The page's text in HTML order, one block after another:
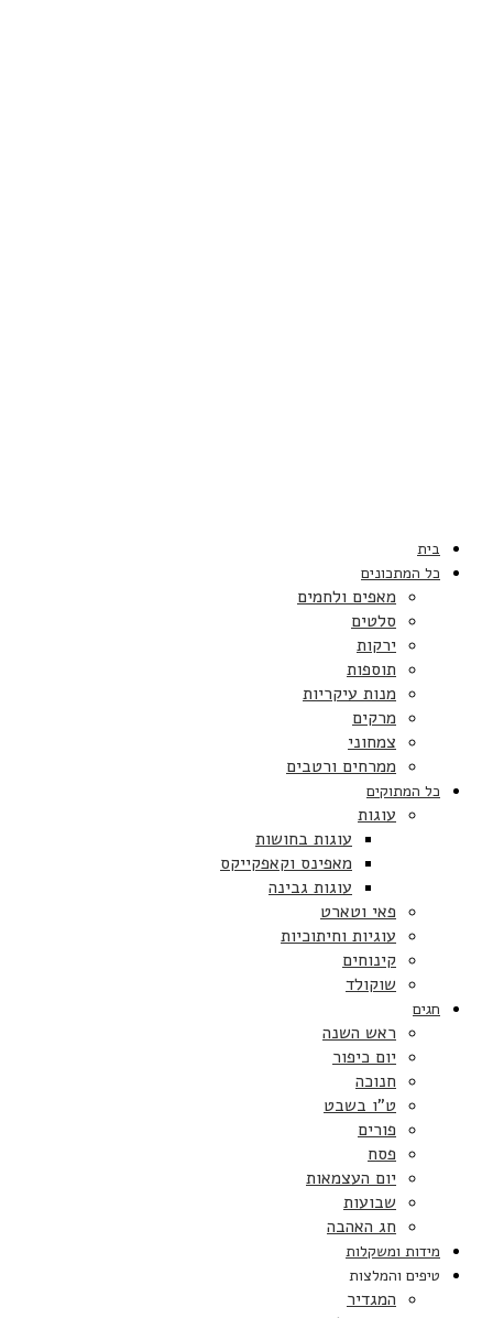
בית
כל המתכונים
מאפים ולחמים
סלטים
ירקות
תוספות
מנות עיקריות
מרקים
צמחוני
ממרחים ורטבים
כל המתוקים
עוגות
עוגות בחושות
מאפינס וקאפקייקס
עוגות גבינה
פאי וטארט
עוגיות וחיתוכיות
קינוחים
שוקולד
חגים
ראש השנה
יום כיפור
חנוכה
ט”ו בשבט
פורים
פסח
יום העצמאות
שבועות
חג האהבה
מידות ומשקלות
טיפים והמלצות
המגדיר